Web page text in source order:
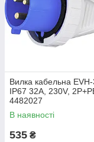
Вилка кабельна
IP67 32A, 230V,
4482027
В наявності
535 ₴